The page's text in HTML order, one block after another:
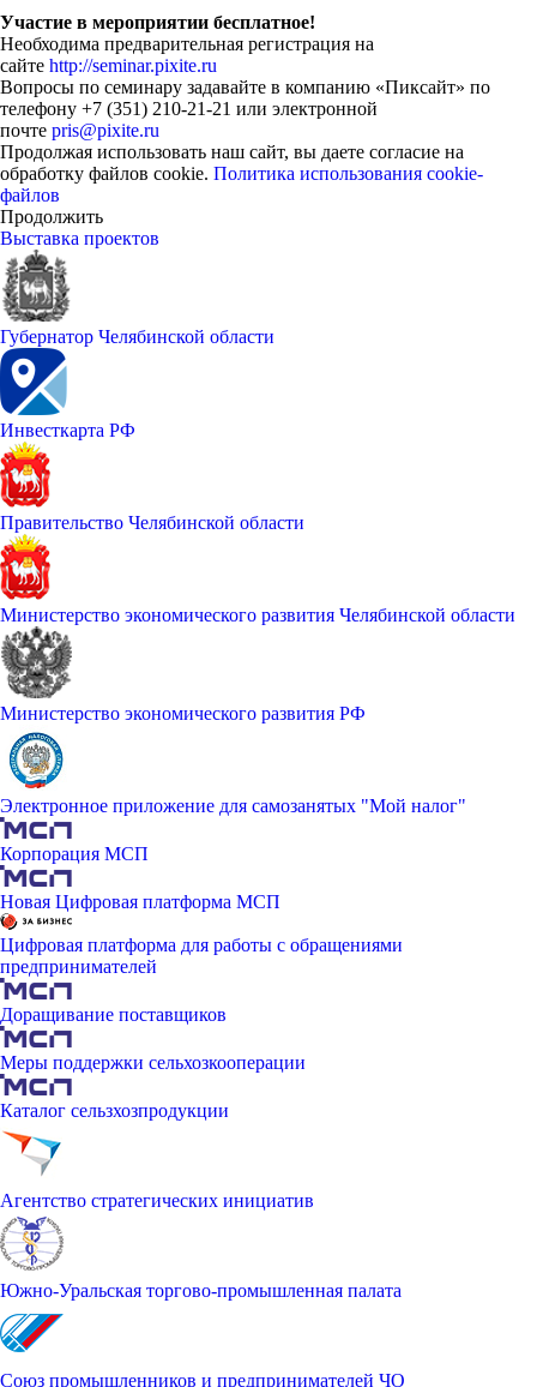
Участие в мероприятии бесплатное!
Необходима предварительная регистрация на
сайте http://seminar.pixite.ru
Вопросы по семинару задавайте в компанию «Пиксайт» по
телефону +7 (351) 210-21-21 или электронной
почте pris@pixite.ru
Продолжая использовать наш сайт, вы даете согласие на
обработку файлов cookie. Политика использования cookie-
файлов
Продолжить
Выставка проектов
Губернатор Челябинской области
Инвесткарта РФ
Правительство Челябинской области
Министерство экономического развития Челябинской области
Министерство экономического развития РФ
Электронное приложение для самозанятых "Мой налог"
Корпорация МСП
Новая Цифровая платформа МСП
Цифровая платформа для работы с обращениями
предпринимателей
Доращивание поставщиков
Меры поддержки сельхозкооперации
Каталог сельзхозпродукции
Агентство стратегических инициатив
Южно-Уральская торгово-промышленная палата
Союз промышленников и предпринимателей ЧО